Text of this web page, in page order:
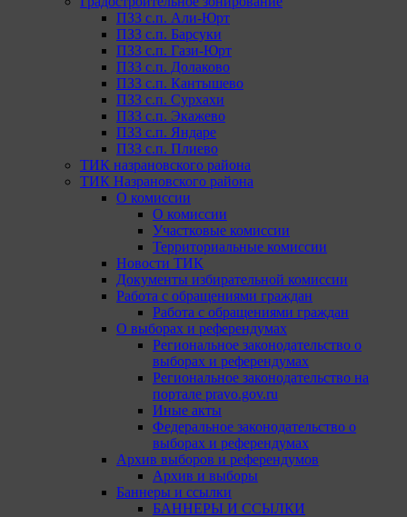
ПЗЗ с.п. Али-Юрт
ПЗЗ с.п. Барсуки
ПЗЗ с.п. Гази-Юрт
ПЗЗ с.п. Долаково
ПЗЗ с.п. Кантышево
ПЗЗ с.п. Сурхахи
ПЗЗ с.п. Экажево
ПЗЗ с.п. Яндаре
ПЗЗ с.п. Плиево
ТИК назрановского района
ТИК Назрановского района
О комиссии
О комиссии
Участковые комиссии
Территориальные комиссии
Новости ТИК
Документы избирательной комиссии
Работа с обращениями граждан
Работа с обращениями граждан
О выборах и референдумах
Региональное законодательство о
выборах и референдумах
Региональное законодательство на
портале pravo.gov.ru
Иные акты
Федеральное законодательство о
выборах и референдумах
Архив выборов и референдумов
Архив и выборы
Баннеры и ссылки
БАННЕРЫ И ССЫЛКИ